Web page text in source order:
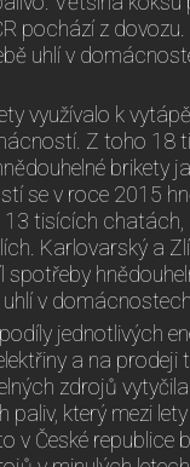
pochází z
uhlí v
využívalo k
Z toho 18
brikety
se v roce 2015
13 tisících
Karlovarský a
spotřeby
v domácnostech.
jednotlivých
a na prodeji
zdrojů
paliv, který mezi
v České republice